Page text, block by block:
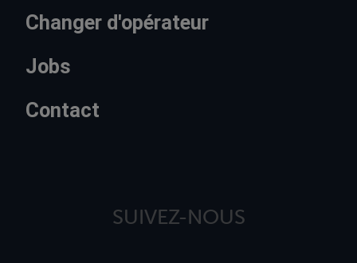
Changer d'opérateur
Jobs
Contact
SUIVEZ-NOUS